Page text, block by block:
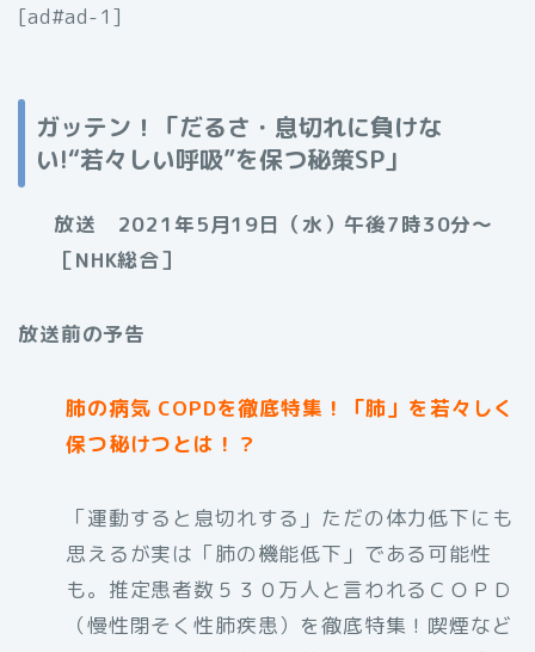
[ad#ad-1]
ガッテン！「だるさ・息切れに負けな
い!“若々しい呼吸”を保つ秘策SP」
放送 2021年5月19日（水）午後7時30分～
［NHK総合］
放送前の予告
肺の病気 COPDを徹底特集！「肺」を若々しく
保つ秘けつとは！？
「運動すると息切れする」ただの体力低下にも
思えるが実は「肺の機能低下」である可能性
も。推定患者数５３０万人と言われるＣＯＰＤ
（慢性閉そく性肺疾患）を徹底特集！喫煙など